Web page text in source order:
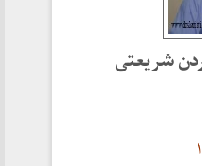
شریعتی